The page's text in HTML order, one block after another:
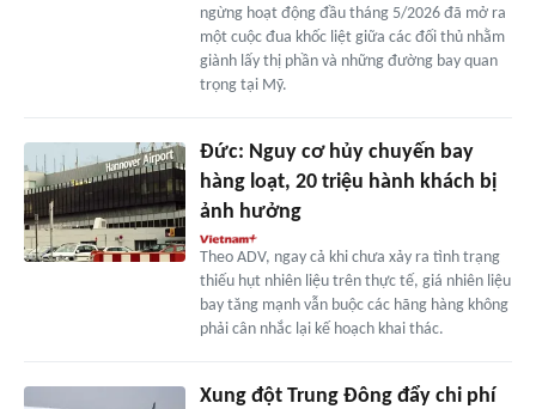
ngừng hoạt động đầu tháng 5/2026 đã mở ra
một cuộc đua khốc liệt giữa các đối thủ nhằm
giành lấy thị phần và những đường bay quan
trọng tại Mỹ.
Đức: Nguy cơ hủy chuyến bay
hàng loạt, 20 triệu hành khách bị
ảnh hưởng
Theo ADV, ngay cả khi chưa xảy ra tình trạng
thiếu hụt nhiên liệu trên thực tế, giá nhiên liệu
bay tăng mạnh vẫn buộc các hãng hàng không
phải cân nhắc lại kế hoạch khai thác.
Xung đột Trung Đông đẩy chi phí